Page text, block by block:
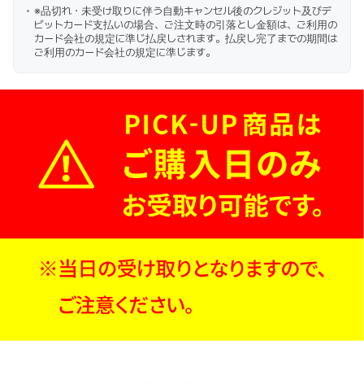
※品切れ・未受け取りに伴う自動キャンセル後のクレジット及びデ
ビットカード支払いの場合、ご注文時の引落とし金額は、ご利用の
カード会社の規定に準じ払戻しされます。払戻し完了までの期間は
ご利用のカード会社の規定に準じます。